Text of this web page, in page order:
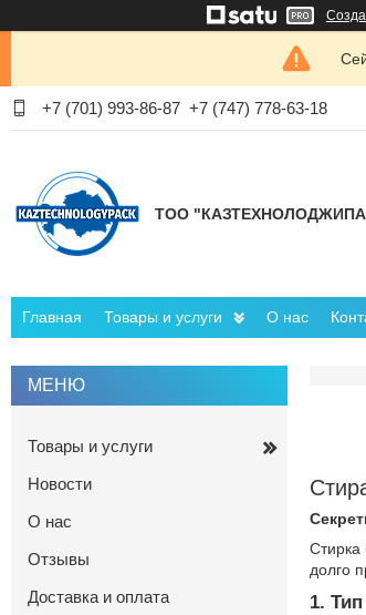
+7 (701) 993-86-87 +7 (747) 778-63-18
ТОО
Главная Товары и услуги О нас
Стирка
долго
1.
Товары и услуги
Новости
О нас
Отзывы
Доставка и оплата